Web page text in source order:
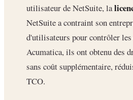
utilisateur de NetSuite, la
NetSuite a contraint son
d'utilisateurs pour contrôler
Acumatica, ils ont obtenu
sans coût supplémentaire,
TCO.